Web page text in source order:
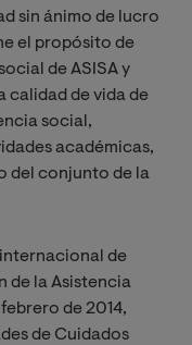
sin ánimo de lucro
el propósito de
de ASISA y
calidad de vida de
social,
académicas,
del conjunto de la
de
de la Asistencia
de 2014,
de Cuidados